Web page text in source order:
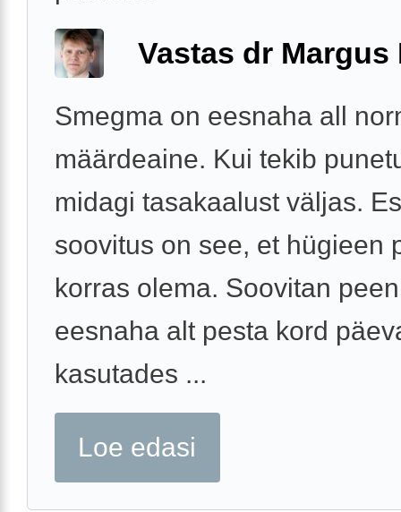
Vastas dr Margus
Smegma on eesnaha all
määrdeaine. Kui tekib
midagi tasakaalust väljas.
soovitus on see, et hügieen
korras olema. Soovitan
eesnaha alt pesta kord
kasutades ...
Loe edasi